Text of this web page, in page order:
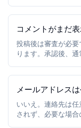
コメントがまだ
投稿後は審査が必
ります。承認後、
メールアドレス
いいえ。連絡先は
されず、必要な場合